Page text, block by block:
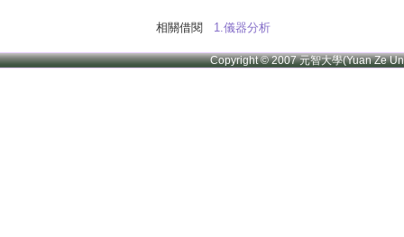
相關借閱 1.儀器分析
Copyright © 2007 元智大學(Yuan Ze